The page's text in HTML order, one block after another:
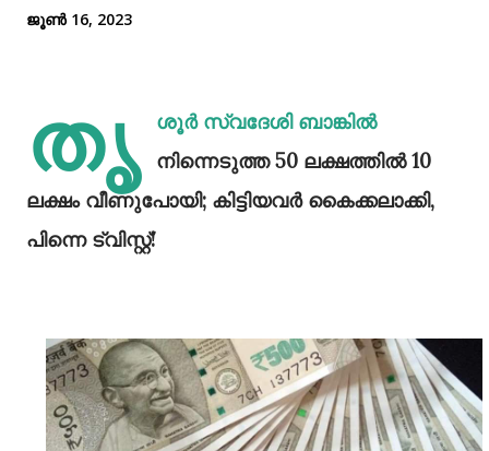
ജൂൺ 16, 2023
തൃ
ശൂർ സ്വദേശി ബാങ്കിൽ
നിന്നെടുത്ത 50 ലക്ഷത്തിൽ 10
ലക്ഷം വീണുപോയി; കിട്ടിയവർ കൈക്കലാക്കി,
പിന്നെ ട്വിസ്റ്റ്!